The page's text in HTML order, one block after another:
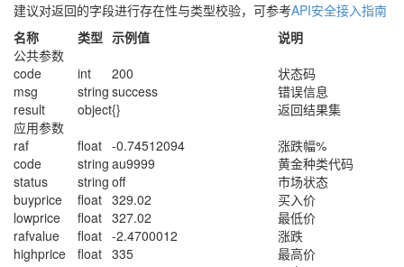
建议对返回的字段进行存在性与类型校验，可参考API安全接入指南
名称
类型 示例值
说明
公共参数
code
int 200
状态码
msg
string success
错误信息
result
object{}
返回结果集
应用参数
raf
float -0.74512094
涨跌幅%
code
string au9999
黄金种类代码
status
string off
市场状态
buyprice
float 329.02
买入价
lowprice
float 327.02
最低价
rafvalue
float -2.4700012
涨跌
highprice
float 335
最高价